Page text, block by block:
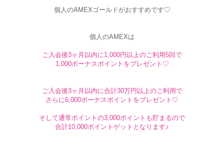
個人のAMEXゴールドがおすすめです♡
個人のAMEXは
ご入会後3ヶ月以内に1,000円以上のご利用5回で
1,000ボーナスポイントをプレゼント♡
ご入会後3ヶ月以内に合計30万円以上のご利用で
さらに6,000ボーナスポイントをプレゼント♡
そして通常ポイントの3,000ポイントも貯まるので
合計10,000ポイントゲットとなります♪